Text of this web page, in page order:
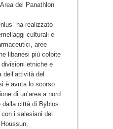
del Panathlon
ha realizzato
culturali e
aree
libanesi più colpite
etniche e
dell’attività del
è avuta lo scorso
di un’area a nord
città di Byblos.
i salesiani del